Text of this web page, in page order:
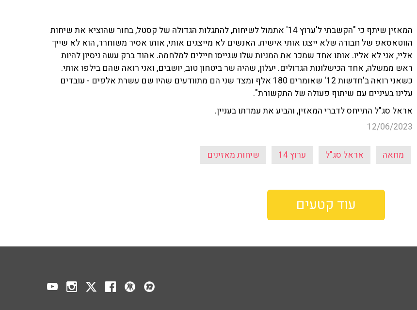
המאזין שיתף כי "הקשבתי ל'ערוץ 14' אתמול לשיחות, להתגלות הגדולה של קסטל, בחור שהוציא את שיחות
הווטאסאפ של חבורה שלא ייצגו אותי אישית. האנשים לא מייצגים אותי, אותו אסיר משוחרר, הוא לא שייך
אליי, אני לא אליו. אותו אחד שמכר את המניות שלו שגייסו חיילים למלחמה. אהוד ברק עשה ניסיון להיות
ראש ממשלה, אחד הכישלונות הגדולים. יעלון, שהיה שר ביטחון טוב, יושבים, ואני רואה שהם בילפו אותי.
כשאני רואה ב'חדשות 12' שאומרים 180 אלף ומצד שני הם מתוודעים שהיו שם עשרת אלפים - עובדים
עלינו בעיניים עם שיתוף פעולה של התקשורת".
אראל סג"ל התייחס לדברי המאזין, והביע את עמדתו בעניין.
12/06/2023
מחאה אראל סג"ל ערוץ 14 שיחות מאזינים
עוד קטעים